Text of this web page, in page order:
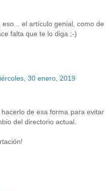
el artículo genial, como de
falta que te lo diga ;-)
30 enero, 2019
de esa forma para evitar
del directorio actual.